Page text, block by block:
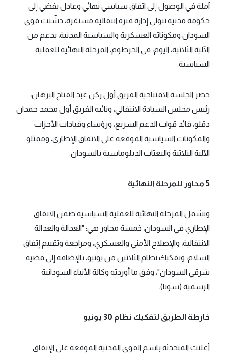
آملة في الوصول إلى اتفاق سياسي نهائي وعادل يفضي إلى
حكومة مدنية تتولى إدارة فترة انتقالية مستقرة، دشّنت قوى
السودان ومكوناته العسكرية والسياسية المدنية، بدعم من
الآلية الثلاثية، اليوم، في الخرطوم، المرحلة النهائية للعملية
السياسية.
حضر الجلسة الافتتاحية الفريق أول ركن عبد الفتاح البرهان،
رئيس مجلس السيادة الانتقالي، ونائبه الفريق أول محمد حمدان
دقلو، قائد قوات الدعم السريع، ورؤساء وقيادات الأحزاب
والمكونات السياسية الموقعة على الاتفاق الإطاري، وممثلو
الآلية الثلاثية والبعثات الدبلوماسية بالسودان.
5 محاور للمرحلة النهائية
وتشمل المرحلة النهائية للعملية السياسية ضمن الاتفاق
الإطاري في السودان، خمسة محاور هي: "العدالة والعدالة
الانتقالية، والإصلاح الأمني والعسكري، ومراجعة وتقييم إتفاق
السلام، وتفكيك نظام الثلاثين من يونيو، بالإضافة إلى قضية
شرقي السودان"، وفق ما أوردته وكالة الأنباء السودانية
الرسمية (سونا).
خارطة الطريق لتفكيك نظام 30 يونيو
أعلنت المتحدثة باسم القوى المدنية الموقعة على الإتفاق